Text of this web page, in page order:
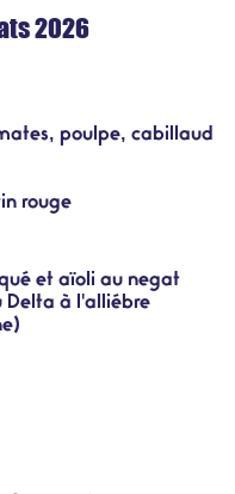
2026
poulpe, cabillaud
rouge
et aïoli au negat
Delta à l'alliébre